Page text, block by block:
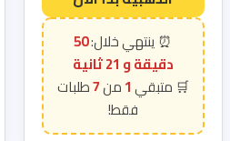
50
دقيقة و 20 ثانية
1
7